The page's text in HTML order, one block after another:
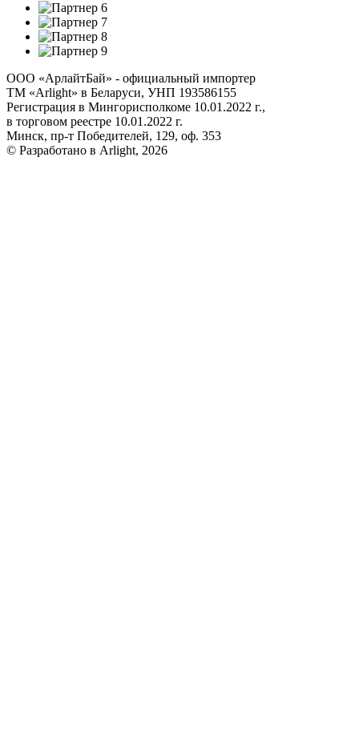
ООО «АрлайтБай» - официальный импортер
ТМ «Arlight» в Беларуси, УНП 193586155
Регистрация в Мингорисполкоме 10.01.2022 г.,
в торговом реестре 10.01.2022 г.
Минск, пр-т Победителей, 129, оф. 353
© Разработано в Arlight, 2026